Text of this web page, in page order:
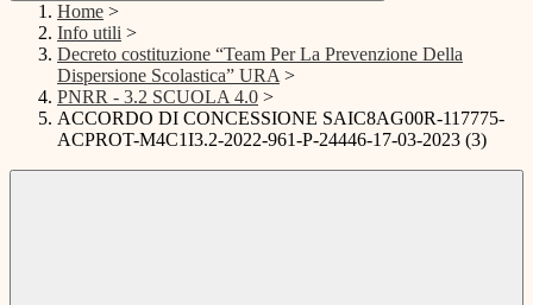
Home >
Info utili >
Decreto costituzione “Team Per La Prevenzione Della
Dispersione Scolastica” URA >
PNRR - 3.2 SCUOLA 4.0 >
ACCORDO DI CONCESSIONE SAIC8AG00R-117775-
ACPROT-M4C1I3.2-2022-961-P-24446-17-03-2023 (3)